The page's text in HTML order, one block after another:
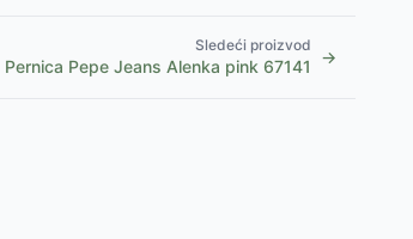
Sledeći proizvod
Pernica Pepe Jeans Alenka pink 67141 →